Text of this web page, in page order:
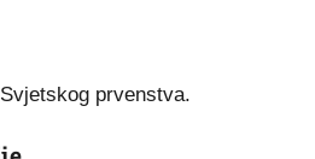
prvenstva.